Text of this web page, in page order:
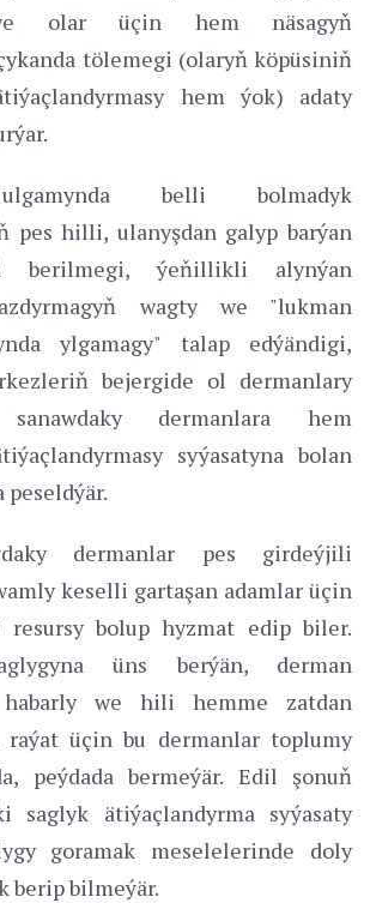
olar üçin hem näsagyň
tölemegi (olaryň köpüsiniň
hem ýok) adaty
belli bolmadyk
pes hilli, ulanyşdan galyp barýan
berilmegi, ýeňillikli alynýan
wagty we "lukman
ylgamagy" talap edýändigi,
bejergide ol dermanlary
sanawdaky dermanlara hem
syýasatyna bolan
peseldýär.
dermanlar pes girdeýjili
keselli gartaşan adamlar üçin
bolup hyzmat edip biler.
üns berýän, derman
habarly we hili hemme zatdan
raýat üçin bu dermanlar toplumy
peýdada bermeýär. Edil şonuň
saglyk ätiýaçlandyrma syýasaty
goramak meselelerinde doly
berip bilmeýär.